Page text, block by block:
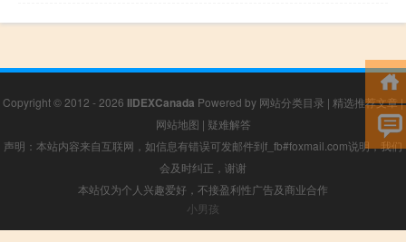
Copyright © 2012 - 2026 IIDEXCanada Powered by 网站分类目录 | 精选推荐文章|
网站地图 | 疑难解答
声明：本站内容来自互联网，如信息有错误可发邮件到f_fb#foxmail.com说明，我们
会及时纠正，谢谢
本站仅为个人兴趣爱好，不接盈利性广告及商业合作
小男孩